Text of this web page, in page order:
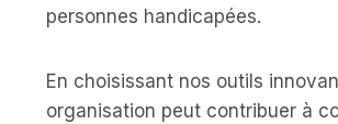
personnes handicapées.
En choisissant nos outils
organisation peut contribuer à